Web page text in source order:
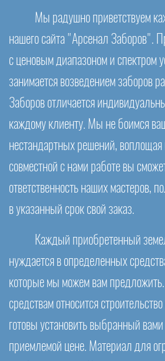
Мы радушно приветствуем
нашего сайта "Арсенал Заборов".
с ценовым диапазоном и спектром
занимается возведением заборов
Заборов отличается
каждому клиенту. Мы не боимся
нестандартных решений,
совместной с нами работе вы
ответственность наших мастеров,
в указанный срок свой заказ.
Каждый приобретенный
нуждается в определенных
которые мы можем вам
средствам относится
готовы установить выбранный
приемлемой цене. Материал для